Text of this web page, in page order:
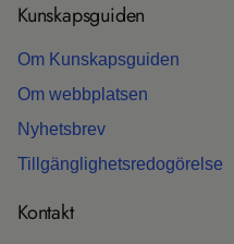
Kun­skaps­gui­den
Om Kun­skaps­gui­den
Om webb­plat­sen
Nyhets­b­rev
Till­gäng­lig­hets­re­do­gö­relse
Kon­takt